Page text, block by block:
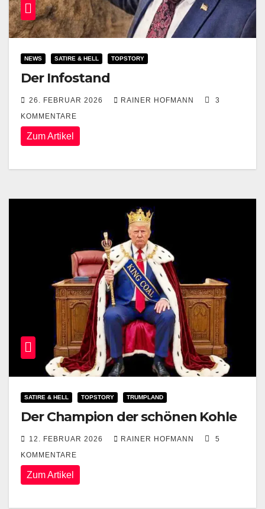
NEWS SATIRE & HELL TOPSTORY
Der Infostand
26. FEBRUAR 2026 RAINER HOFMANN
3
KOMMENTARE
Zum Artikel
SATIRE & HELL TOPSTORY TRUMPLAND
Der Champion der schönen Kohle
12. FEBRUAR 2026 RAINER HOFMANN
5
KOMMENTARE
Zum Artikel